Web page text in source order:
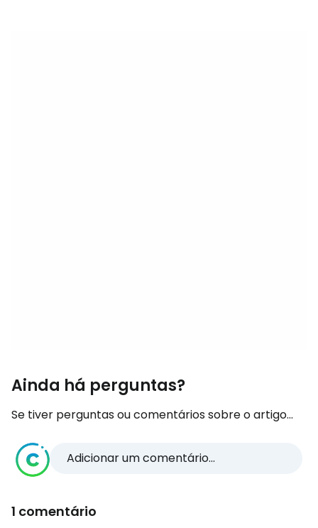
Ainda há perguntas?
Se tiver perguntas ou comentários sobre o artigo...
Adicionar um comentário...
1 comentário